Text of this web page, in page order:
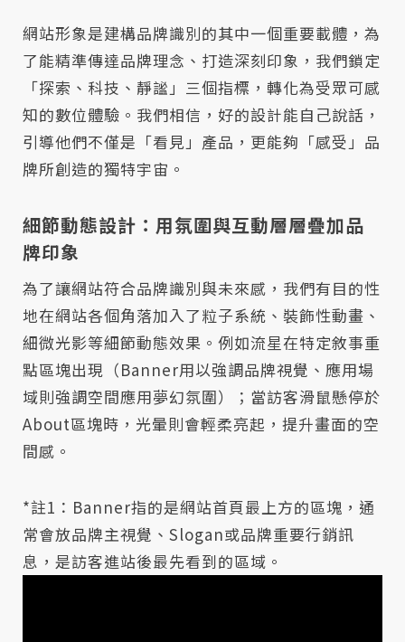
網站形象是建構品牌識別的其中一個重要載體，為
了能精準傳達品牌理念、打造深刻印象，我們鎖定
「探索、科技、靜謐」三個指標，轉化為受眾可感
知的數位體驗。我們相信，好的設計能自己說話，
引導他們不僅是「看見」產品，更能夠「感受」品
牌所創造的獨特宇宙。
細節動態設計：用氛圍與互動層層疊加品
牌印象
為了讓網站符合品牌識別與未來感，我們有目的性
地在網站各個角落加入了粒子系統、裝飾性動畫、
細微光影等細節動態效果。例如流星在特定敘事重
點區塊出現（Banner用以強調品牌視覺、應用場
域則強調空間應用夢幻氛圍）；當訪客滑鼠懸停於
About區塊時，光暈則會輕柔亮起，提升畫面的空
間感。
*註1：Banner指的是網站首頁最上方的區塊，通
常會放品牌主視覺、Slogan或品牌重要行銷訊
息，是訪客進站後最先看到的區域。